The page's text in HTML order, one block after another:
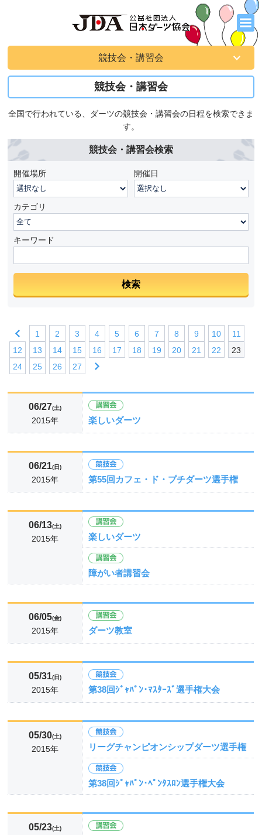
競技会・講習会
競技会・講習会
全国で行われている、ダーツの競技会・講習会の日程を検索できま
す。
競技会・講習会検索
開催場所 開催日
カテゴリ
キーワード
1 2 3 4 5 6 7 8 9 10
11
12
13 14 15 16 17 18 19 20 21 22
23
24
25 26 27
06/27(土)
2015年 楽しいダーツ
06/21(日)
2015年 第55回カフェ・ド・プチダーツ選手権
06/13(土)
2015年 楽しいダーツ
障がい者講習会
06/05(金)
2015年 ダーツ教室
05/31(日)
2015年 第38回ｼﾞｬﾊﾟﾝ･ﾏｽﾀｰｽﾞ選手権大会
05/30(土)
2015年 リーグチャンピオンシップダーツ選手権
第38回ｼﾞｬﾊﾟﾝ･ﾍﾟﾝﾀｽﾛﾝ選手権大会
05/23(土)